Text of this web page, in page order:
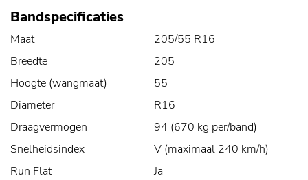
Bandspecificaties
Maat
205/55 R16
Breedte
205
Hoogte (wangmaat)
55
Diameter
R16
Draagvermogen
94 (670 kg per/band)
Snelheidsindex
V (maximaal 240 km/h)
Run Flat
Ja